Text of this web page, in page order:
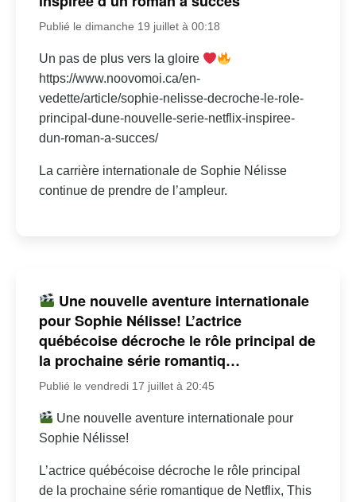
Publié le dimanche 19 juillet à 00:18
Un pas de plus vers la gloire
https://www.noovomoi.ca/en-
vedette/article/sophie-nelisse-decroche-le-role-
principal-dune-nouvelle-serie-netflix-inspiree-
dun-roman-a-succes/
La carrière internationale de Sophie Nélisse
continue de prendre de l’ampleur.
Une nouvelle aventure internationale
pour Sophie Nélisse! L’actrice
québécoise décroche le rôle principal de
la prochaine série romantiq…
Publié le vendredi 17 juillet à 20:45
Une nouvelle aventure internationale pour
Sophie Nélisse!
L’actrice québécoise décroche le rôle principal
de la prochaine série romantique de Netflix, This